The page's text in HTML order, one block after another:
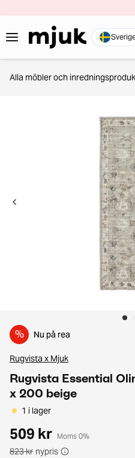
Alla möbler och
% Nu på rea
Rugvista x Mjuk
Rugvista Essential
x 200 beige
1 i lager
509 kr Moms 0%
823 kr nypris